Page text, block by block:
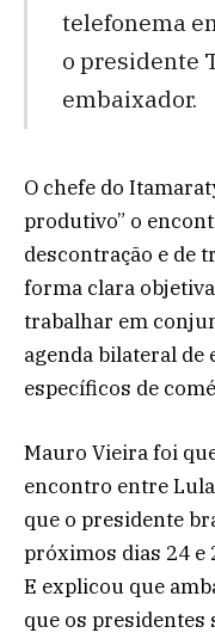
telefonema
o presidente
embaixador.
O chefe do
produtivo” o
descontração e de
forma clara
trabalhar em
agenda bilateral
específicos de
Mauro Vieira foi
encontro entre
que o presidente
próximos dias 24 e
E explicou que
que os presidentes